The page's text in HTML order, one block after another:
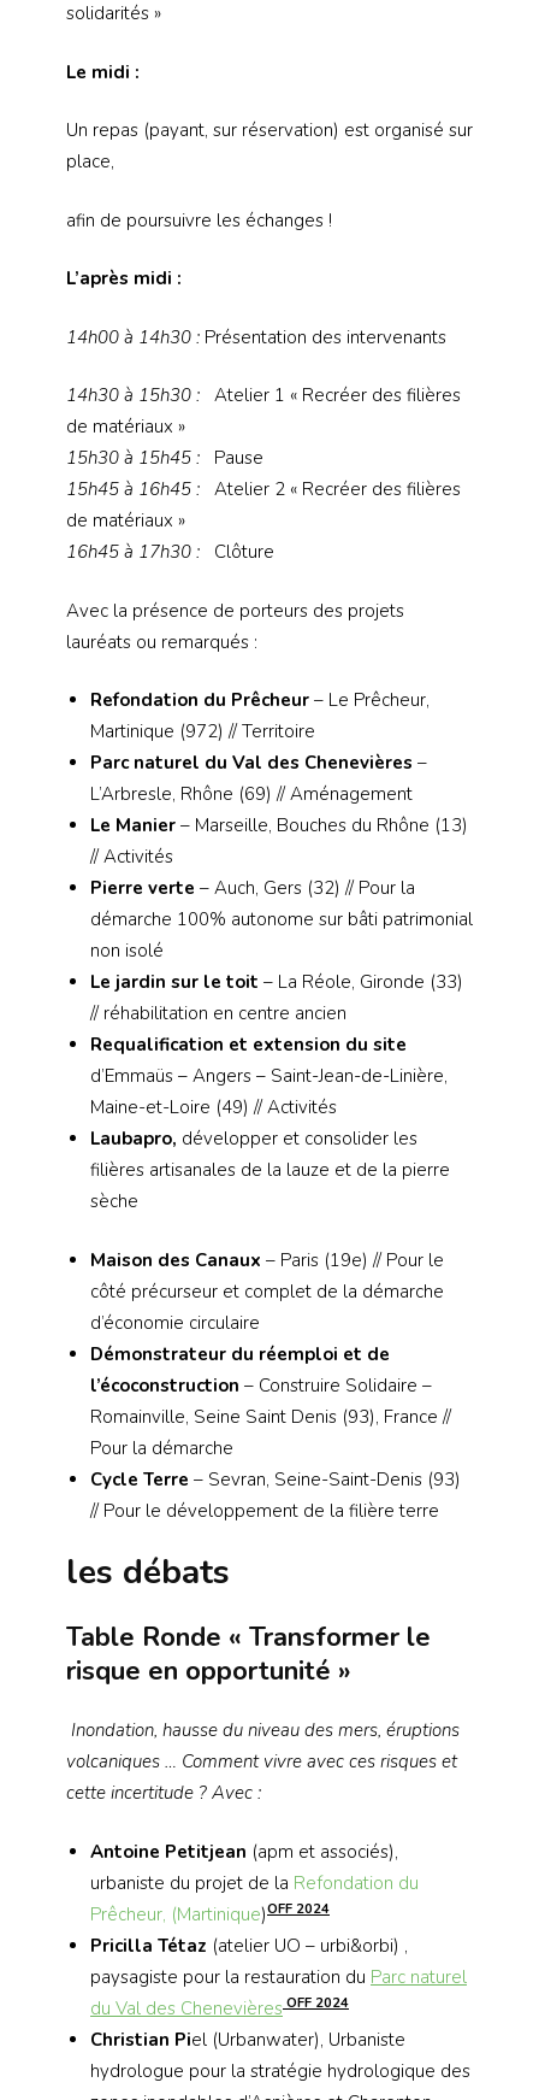
solidarités »
Le midi :
Un repas (payant, sur réservation) est organisé sur
place,
afin de poursuivre les échanges !
L’après midi :
14h00 à 14h30 : Présentation des intervenants
14h30 à 15h30 : Atelier 1 « Recréer des filières
de matériaux »
15h30 à 15h45 : Pause
15h45 à 16h45 : Atelier 2 « Recréer des filières
de matériaux »
16h45 à 17h30 : Clôture
Avec la présence de porteurs des projets
lauréats ou remarqués :
Refondation du Prêcheur – Le Prêcheur,
Martinique (972) // Territoire
Parc naturel du Val des Chenevières –
L’Arbresle, Rhône (69) // Aménagement
Le Manier – Marseille, Bouches du Rhône (13)
// Activités
Pierre verte – Auch, Gers (32) // Pour la
démarche 100% autonome sur bâti patrimonial
non isolé
Le jardin sur le toit – La Réole, Gironde (33)
// réhabilitation en centre ancien
Requalification et extension du site
d’Emmaüs – Angers – Saint-Jean-de-Linière,
Maine-et-Loire (49) // Activités
Laubapro, développer et consolider les
filières artisanales de la lauze et de la pierre
sèche
Maison des Canaux – Paris (19e) // Pour le
côté précurseur et complet de la démarche
d’économie circulaire
Démonstrateur du réemploi et de
l’écoconstruction – Construire Solidaire –
Romainville, Seine Saint Denis (93), France //
Pour la démarche
Cycle Terre – Sevran, Seine-Saint-Denis (93)
// Pour le développement de la filière terre
les débats
Table Ronde « Transformer le
risque en opportunité »
Inondation, hausse du niveau des mers, éruptions
volcaniques … Comment vivre avec ces risques et
cette incertitude ? Avec :
Antoine Petitjean (apm et associés),
urbaniste du projet de la Refondation du
Prêcheur, (Martinique)OFF 2024
Pricilla Tétaz (atelier UO – urbi&orbi) ,
paysagiste pour la restauration du Parc naturel
du Val des Chenevières OFF 2024
Christian Piel (Urbanwater), Urbaniste
hydrologue pour la stratégie hydrologique des